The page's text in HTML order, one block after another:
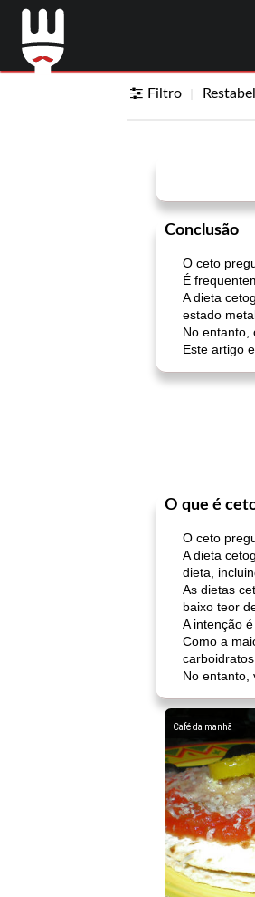
Filtro
Conclusão
O ceto
É
A dieta
estado
No entanto,
Este artigo
O que é
O ceto
A dieta
dieta,
As dietas
baixo teor
A intenção
Como a
No entanto,
Café da manhã